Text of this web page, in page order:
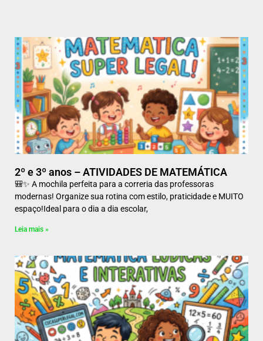
2º e 3º anos – ATIVIDADES DE MATEMÁTICA
🎒✨ A mochila perfeita para a correria das professoras
modernas! Organize sua rotina com estilo, praticidade e MUITO
espaço!Ideal para o dia a dia escolar,
Leia mais »